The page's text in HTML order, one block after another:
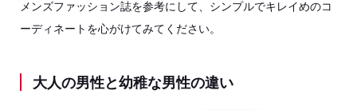
メンズファッション誌を参考にして、シンプルでキレイめのコ
ーディネートを心がけてみてください。
大人の男性と幼稚な男性の違い